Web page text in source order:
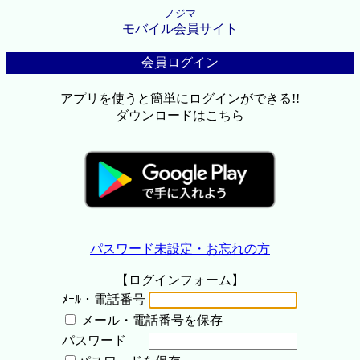
ノジマ
モバイル会員サイト
会員ログイン
アプリを使うと簡単にログインができる!!
ダウンロードはこちら
パスワード未設定・お忘れの方
【ログインフォーム】
ﾒｰﾙ・電話番号
メール・電話番号を保存
パスワード